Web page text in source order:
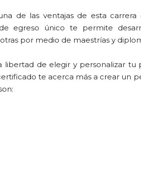
de las ventajas de esta
egreso único te permite
por medio de maestrías y
de elegir y personalizar tu
te acerca más a crear un